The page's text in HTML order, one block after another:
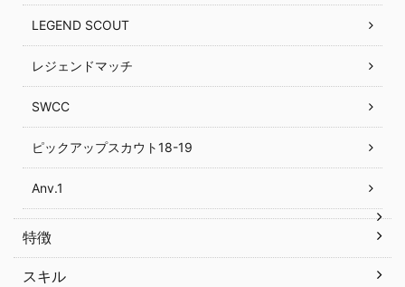
LEGEND SCOUT
レジェンドマッチ
SWCC
ピックアップスカウト18-19
Anv.1
特徴
スキル